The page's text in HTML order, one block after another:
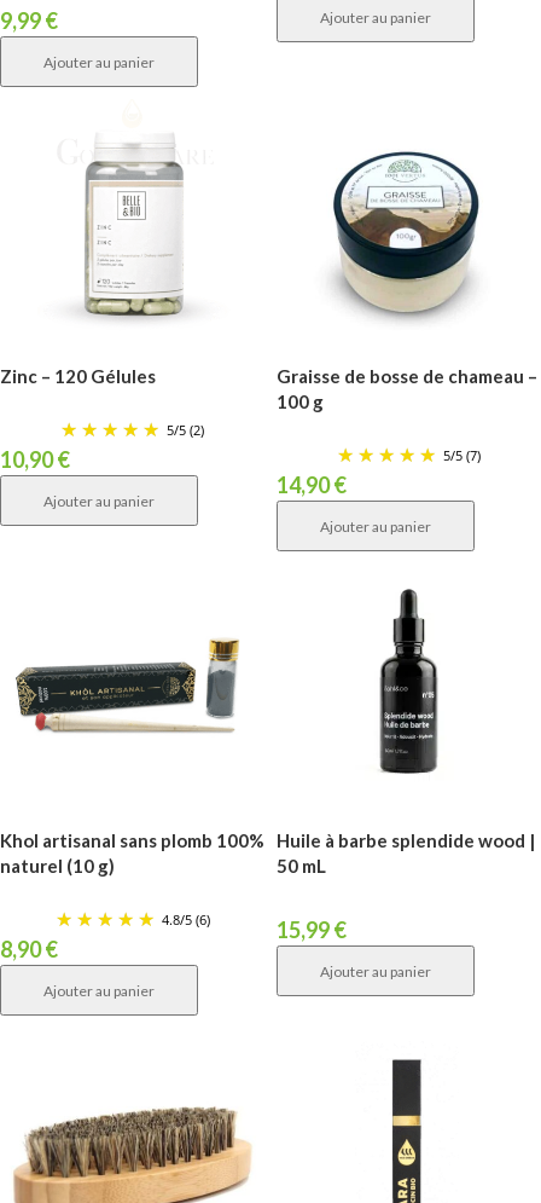
9,99€
Ajouter au panier
Ajouter au panier
Zinc – 120 Gélules
5/5 (2)
10,90€
Ajouter au panier
Graisse de bosse de chameau –
100 g
5/5 (7)
14,90€
Ajouter au panier
Khol artisanal sans plomb 100%
naturel (10 g)
4.8/5 (6)
8,90€
Ajouter au panier
Huile à barbe splendide wood |
50 mL
15,99€
Ajouter au panier